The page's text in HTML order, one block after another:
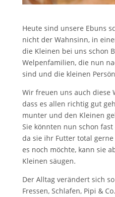
Heute sind unsere Ebuns
nicht der Wahnsinn, in
die Kleinen bei uns schon
Welpenfamilien, die nun
sind und die kleinen
Wir freuen uns auch diese
dass es allen richtig gut
munter und den Kleinen
Sie könnten nun schon
da sie ihr Futter total gerne
es noch möchte, kann sie
Kleinen säugen.
Der Alltag verändert sich
Fressen, Schlafen, Pipi &